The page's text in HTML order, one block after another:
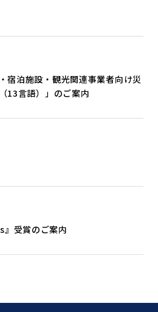
宿泊施設・観光関連事業者向け災
13言語）」のご案内
』受賞のご案内